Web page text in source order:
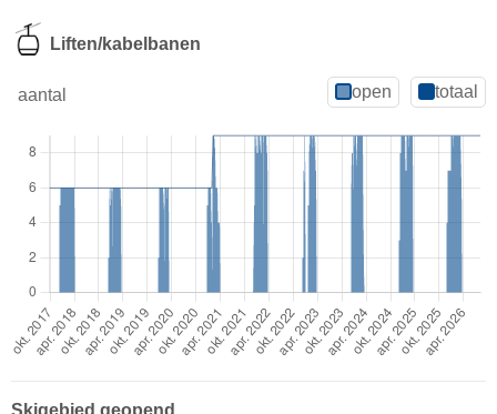
Liften/kabelbanen
aantal open totaal
Skigebied geopend